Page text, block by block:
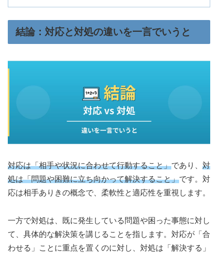
結論：対応と対処の違いを一言でいうと
対応は「相手や状況に合わせて行動すること」であり、 対
処は「問題や困難に立ち向かって解決すること」です。対
応は相手ありきの概念で、柔軟性と適応性を重視します。
一方で対処は、既に発生している問題や困った事態に対し
て、具体的な解決策を講じることを指します。対応が「合
わせる」ことに重点を置くのに対し、対処は「解決する」